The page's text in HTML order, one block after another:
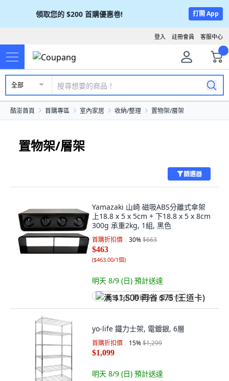
領取您的 $200 首購優惠卷! 打開 App
客服中心
註冊會員
登入
全部
酷澎首頁 首購專區 室內家居 收納/整理 置物架/層架
置物架/層架
篩選器
Yamazaki 山崎 磁吸ABS分離式傘架
上18.8 x 5 x 5cm + 下18.8 x 5 x 8cm
300g 承重2kg, 1組, 黑色
首購折扣價 30%$663
$463
($463.00/1個)
明天 8/9 (日) 預計送達
满 $1,500 再省 $75 (王道卡)
yo-life 鐵力士架, 電鍍銀, 6層
首購折扣價 15%$1,299
$1,099
明天 8/9 (日) 預計送達